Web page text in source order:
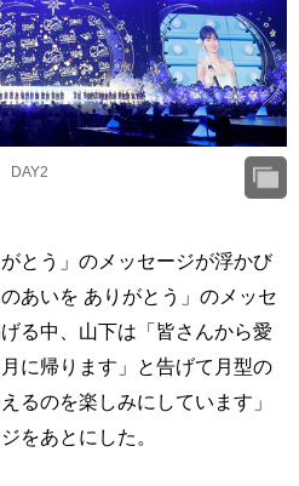
DAY2
とう」のメッセージが浮かび
あいを ありがとう」のメッセ
る中、山下は「皆さんから愛
に帰ります」と告げて月型の
るのを楽しみにしています」
をあとにした。